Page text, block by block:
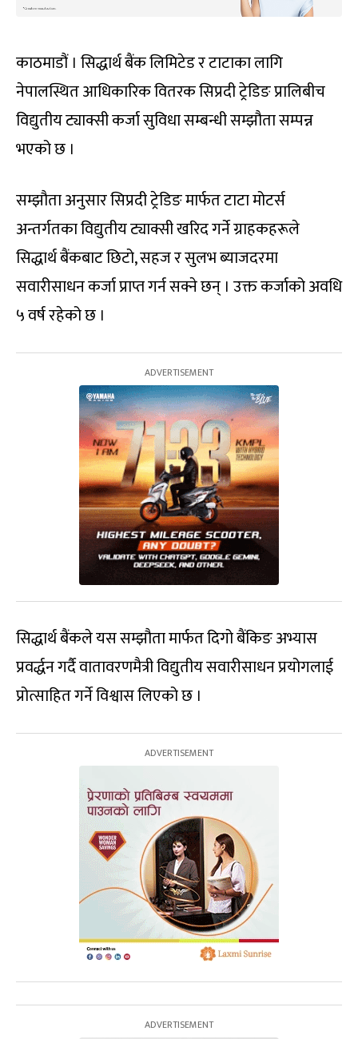
काठमाडौं । सिद्धार्थ बैंक लिमिटेड र टाटाका लागि
नेपालस्थित आधिकारिक वितरक सिप्रदी ट्रेडिङ प्रालिबीच
विद्युतीय ट्याक्सी कर्जा सुविधा सम्बन्धी सम्झौता सम्पन्न
भएको छ ।
सम्झौता अनुसार सिप्रदी ट्रेडिङ मार्फत टाटा मोटर्स
अन्तर्गतका विद्युतीय ट्याक्सी खरिद गर्ने ग्राहकहरूले
सिद्धार्थ बैंकबाट छिटो, सहज र सुलभ ब्याजदरमा
सवारीसाधन कर्जा प्राप्त गर्न सक्ने छन् । उक्त कर्जाको अवधि
५ वर्ष रहेको छ ।
सिद्धार्थ बैंकले यस सम्झौता मार्फत दिगो बैंकिङ अभ्यास
प्रवर्द्धन गर्दै वातावरणमैत्री विद्युतीय सवारीसाधन प्रयोगलाई
प्रोत्साहित गर्ने विश्वास लिएको छ ।